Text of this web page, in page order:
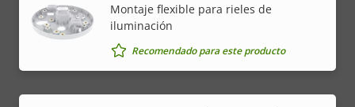
Montaje flexible para rieles de
iluminación
Recomendado para este producto